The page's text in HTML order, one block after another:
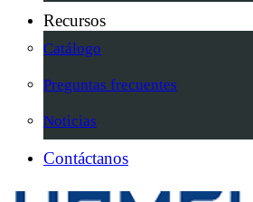
Recursos
Catálogo
Preguntas frecuentes
Noticias
Contáctanos